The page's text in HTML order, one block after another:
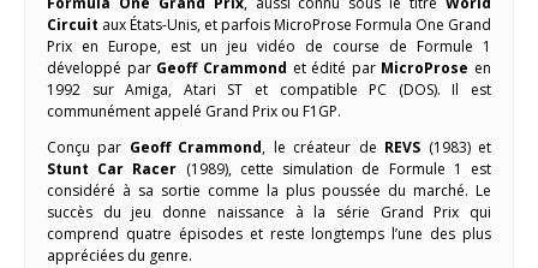
Circuit aux États-Unis, et parfois MicroProse Formula One Grand
Prix en Europe, est un jeu vidéo de course de Formule 1
développé par Geoff Crammond et édité par MicroProse en
1992 sur Amiga, Atari ST et compatible PC (DOS). Il est
communément appelé Grand Prix ou F1GP.
Conçu par Geoff Crammond, le créateur de REVS (1983) et
Stunt Car Racer (1989), cette simulation de Formule 1 est
considéré à sa sortie comme la plus poussée du marché. Le
succès du jeu donne naissance à la série Grand Prix qui
comprend quatre épisodes et reste longtemps l’une des plus
appréciées du genre.